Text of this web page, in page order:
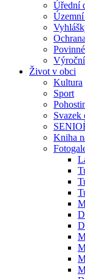
Úřední
Život v obci
Kultura
Sport
Svazek
Kniha